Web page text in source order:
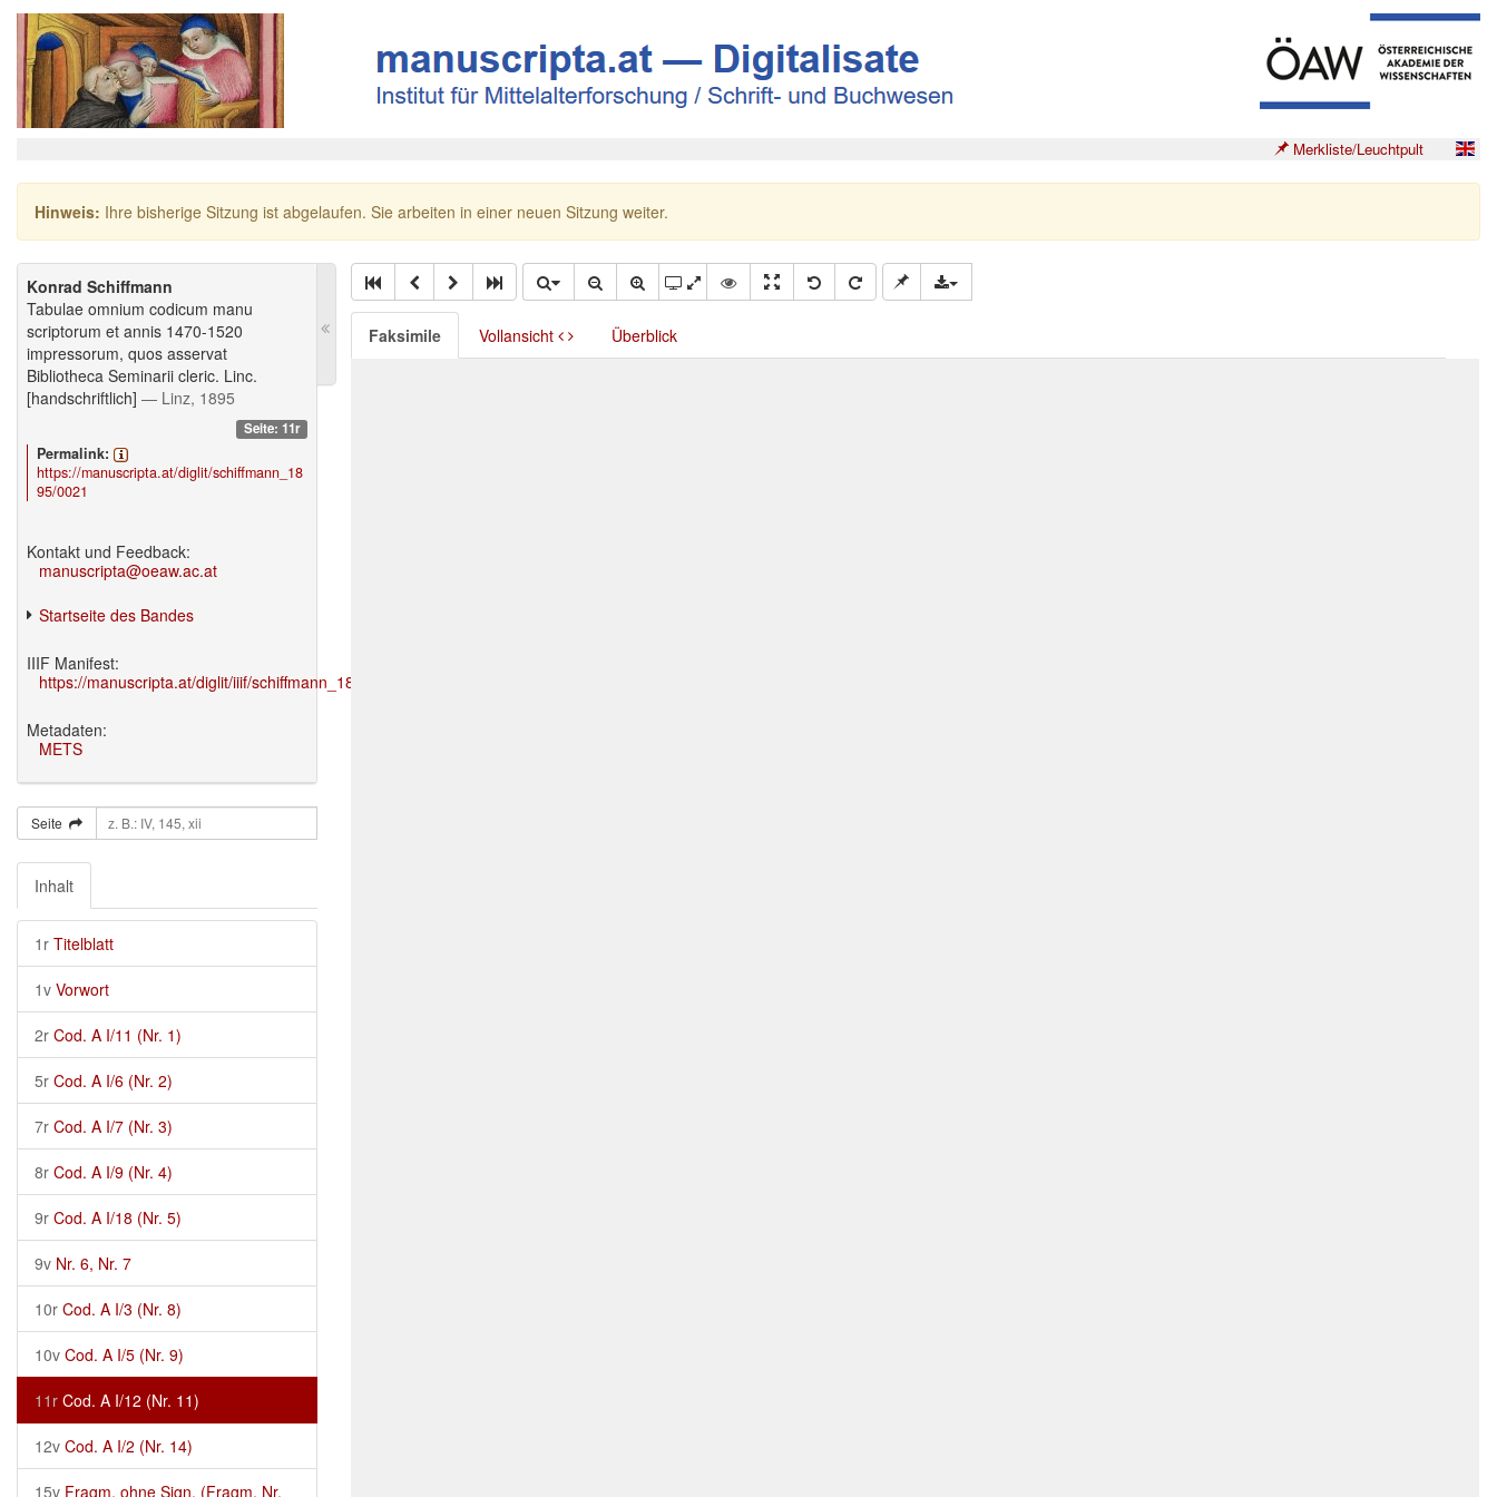
Merkliste/Leuchtpult
Hinweis: Ihre bisherige Sitzung ist abgelaufen. Sie arbeiten in einer neuen Sitzung weiter.
Konrad Schiffmann
Tabulae omnium codicum manu
scriptorum et annis 1470-1520
impressorum, quos asservat
Bibliotheca Seminarii cleric. Linc.
[handschriftlich] — Linz, 1895
Seite: 11r
Permalink:
https://manuscripta.at/diglit/schiffmann_18
95/0021
Kontakt und Feedback:
manuscripta@oeaw.ac.at
Startseite des Bandes
IIIF Manifest:
https://manuscripta.at/diglit/iiif/schiffmann_1895/manifest.json
Metadaten:
METS
Seite
Inhalt
1r Titelblatt
1v Vorwort
2r Cod. A I/11 (Nr. 1)
5r Cod. A I/6 (Nr. 2)
7r Cod. A I/7 (Nr. 3)
8r Cod. A I/9 (Nr. 4)
9r Cod. A I/18 (Nr. 5)
9v Nr. 6, Nr. 7
10r Cod. A I/3 (Nr. 8)
10v Cod. A I/5 (Nr. 9)
11r Cod. A I/12 (Nr. 11)
12v Cod. A I/2 (Nr. 14)
15v Fragm. ohne Sign. (Fragm. Nr.
Faksimile Vollansicht Überblick